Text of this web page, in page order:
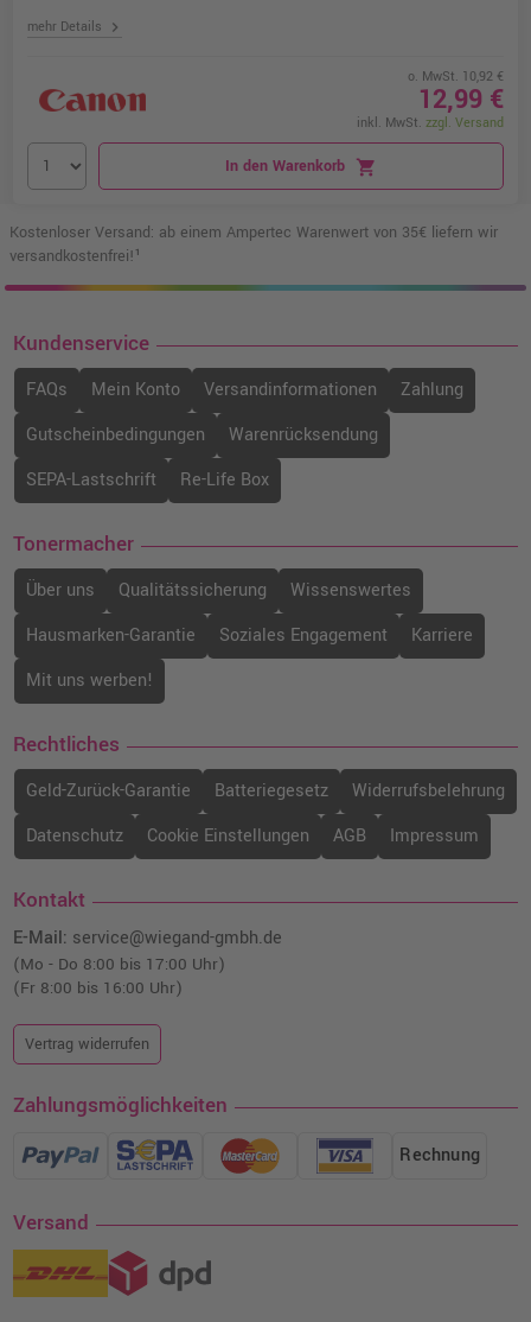
mehr Details chevron_right
o. MwSt. 10,92 €
12,99 €
inkl. MwSt. zzgl. Versand
In den Warenkorb shopping_cart
Kostenloser Versand: ab einem Ampertec Warenwert von 35€ liefern wir
versandkostenfrei!¹
Kundenservice
FAQs Mein Konto Versandinformationen
Zahlung
Gutscheinbedingungen
Warenrücksendung
SEPA-Lastschrift
Re-Life Box
Tonermacher
Über uns Qualitätssicherung
Wissenswertes
Hausmarken-Garantie
Soziales Engagement
Karriere
Mit uns werben!
Rechtliches
Geld-Zurück-Garantie Batteriegesetz
Widerrufsbelehrung
Datenschutz
Cookie Einstellungen AGB Impressum
Kontakt
E-Mail: service@wiegand-gmbh.de
(Mo - Do 8:00 bis 17:00 Uhr)
(Fr 8:00 bis 16:00 Uhr)
Vertrag widerrufen
Zahlungsmöglichkeiten
Rechnung
Versand